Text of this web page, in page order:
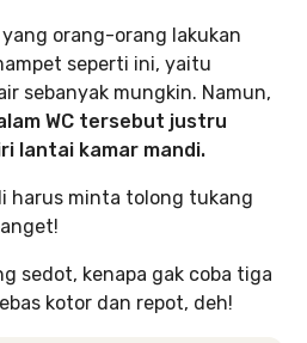
orang-orang lakukan
seperti ini, yaitu
sebanyak mungkin. Namun,
WC tersebut justru
lantai kamar mandi.
harus minta tolong tukang
sedot, kenapa gak coba tiga
kotor dan repot, deh!